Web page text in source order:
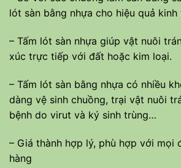
lót sàn bằng nhựa cho hiệu quả kinh
– Tấm lót sàn nhựa giúp vật nuôi
xúc trực tiếp với đất hoặc kim loại.
– Tấm lót sàn bằng nhựa có nhiều
dàng vệ sinh chuồng, trại vật nuôi
bệnh do virut và ký sinh trùng…
– Giá thành hợp lý, phù hợp với mọi
hàng